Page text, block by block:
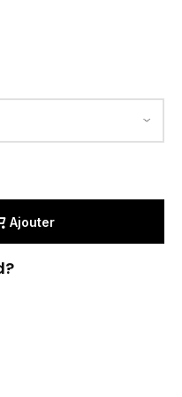
Ajouter